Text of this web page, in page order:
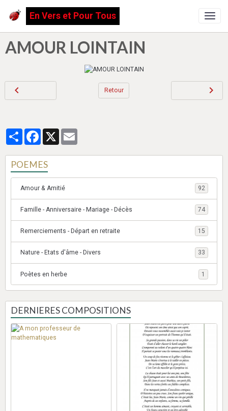
En Vers et Pour Tous
AMOUR LOINTAIN
Retour
PartagerFacebook
X
POEMES
Amour & Amitié 92
Famille - Anniversaire - Mariage - Décès 74
Remerciements - Départ en retraite 15
Nature - Etats d'âme - Divers 33
Poètes en herbe 1
DERNIERES COMPOSITIONS